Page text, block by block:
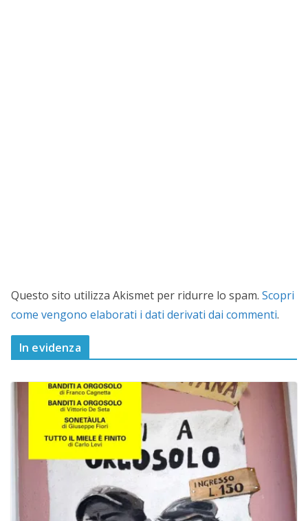
Questo sito utilizza Akismet per ridurre lo spam. Scopri
come vengono elaborati i dati derivati dai commenti.
In evidenza